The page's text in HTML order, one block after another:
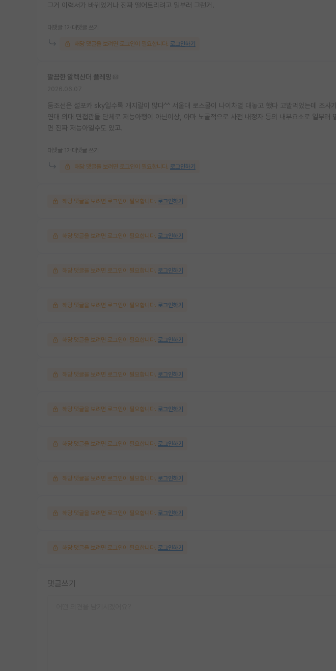
그거 이력서가 바뀌었거나 진짜 떨어트리려고 일부러 그런거.
대댓글 1개 대댓글 쓰기
해당 댓글을 보려면 로그인이 필요합니다. 로그인하기
깔끔한 알렉산더 플레밍
둠조선은 설포카 sky일수록 개지랄이 많다^^ 서울대 로스쿨이 나이차별 대놓고 했다 고발먹었는데 조사
연대 의대 면접관들 단체로 저능아행이 아닌이상, 아마 노골적으로 사전 내정자 등의 내부요소로 일부러
면 진짜 저능아일수도 있고.
대댓글 1개 대댓글 쓰기
해당 댓글을 보려면 로그인이 필요합니다. 로그인하기
해당 댓글을 보려면 로그인이 필요합니다. 로그인하기
해당 댓글을 보려면 로그인이 필요합니다. 로그인하기
해당 댓글을 보려면 로그인이 필요합니다. 로그인하기
해당 댓글을 보려면 로그인이 필요합니다. 로그인하기
해당 댓글을 보려면 로그인이 필요합니다. 로그인하기
해당 댓글을 보려면 로그인이 필요합니다. 로그인하기
해당 댓글을 보려면 로그인이 필요합니다. 로그인하기
해당 댓글을 보려면 로그인이 필요합니다. 로그인하기
해당 댓글을 보려면 로그인이 필요합니다. 로그인하기
해당 댓글을 보려면 로그인이 필요합니다. 로그인하기
해당 댓글을 보려면 로그인이 필요합니다. 로그인하기
댓글쓰기